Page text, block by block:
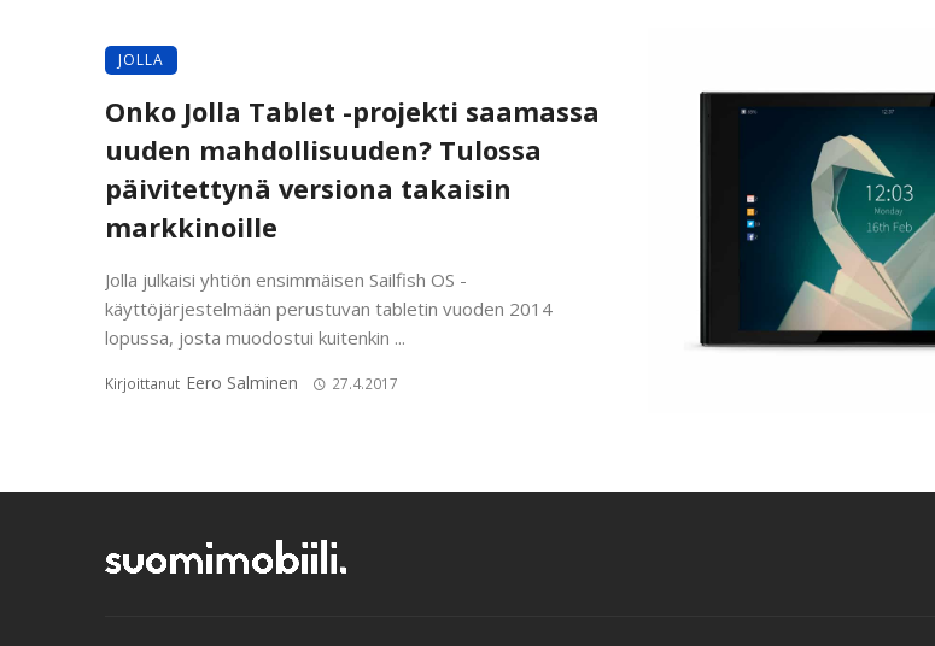
JOLLA
Onko Jolla Tablet -projekti saamassa
uuden mahdollisuuden? Tulossa
päivitettynä versiona takaisin
markkinoille
Jolla julkaisi yhtiön ensimmäisen Sailfish OS -
käyttöjärjestelmään perustuvan tabletin vuoden 2014
lopussa, josta muodostui kuitenkin ...
Kirjoittanut Eero Salminen 27.4.2017